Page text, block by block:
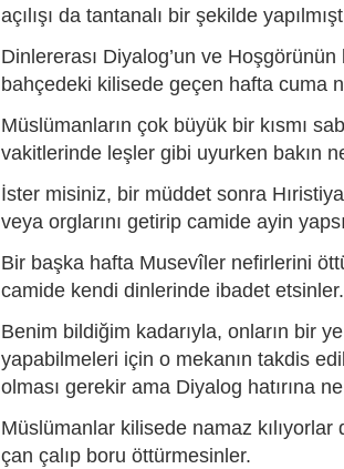
açılışı da tantanalı bir şekilde
Dinlererası Diyalog’un ve
bahçedeki kilisede geçen hafta cuma
Müslümanların çok büyük bir kısmı
vakitlerinde leşler gibi uyurken bakın
İster misiniz, bir müddet sonra
veya orglarını getirip camide ayin
Bir başka hafta Musevîler nefirlerini
camide kendi dinlerinde ibadet etsinler.
Benim bildiğim kadarıyla, onların bir
yapabilmeleri için o mekanın takdis
olması gerekir ama Diyalog hatırına
Müslümanlar kilisede namaz
çan çalıp boru öttürmesinler.